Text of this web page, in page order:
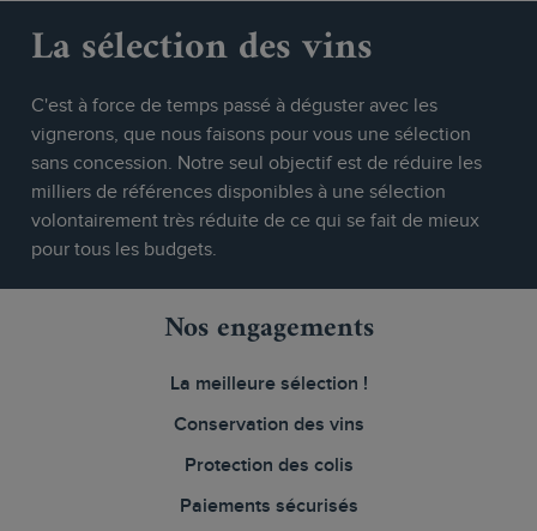
La sélection des vins
C'est à force de temps passé à déguster avec les
vignerons, que nous faisons pour vous une sélection
sans concession. Notre seul objectif est de réduire les
milliers de références disponibles à une sélection
volontairement très réduite de ce qui se fait de mieux
pour tous les budgets.
Nos engagements
La meilleure sélection !
Conservation des vins
Protection des colis
Paiements sécurisés